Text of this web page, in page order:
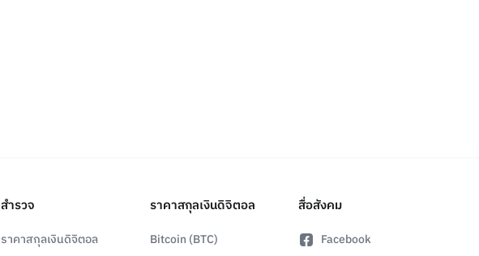
สำรวจ
ราคาสกุลเงินดิจิตอล
ราคาสกุลเงินดิจิตอล
Bitcoin (BTC)
สื่อสังคม
Facebook